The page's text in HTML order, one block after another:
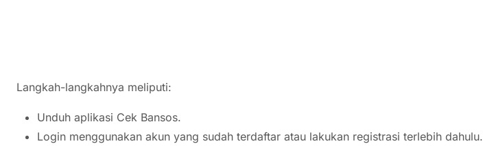
Langkah-langkahnya meliputi:
Unduh aplikasi Cek Bansos.
Login menggunakan akun yang sudah terdaftar atau lakukan registrasi terlebih dahulu.